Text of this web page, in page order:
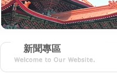
新聞專區